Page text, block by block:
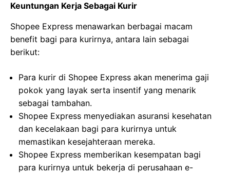
Keuntungan Kerja Sebagai Kurir
Shopee Express menawarkan berbagai macam
benefit bagi para kurirnya, antara lain sebagai
berikut:
Para kurir di Shopee Express akan menerima gaji
pokok yang layak serta insentif yang menarik
sebagai tambahan.
Shopee Express menyediakan asuransi kesehatan
dan kecelakaan bagi para kurirnya untuk
memastikan kesejahteraan mereka.
Shopee Express memberikan kesempatan bagi
para kurirnya untuk bekerja di perusahaan e-